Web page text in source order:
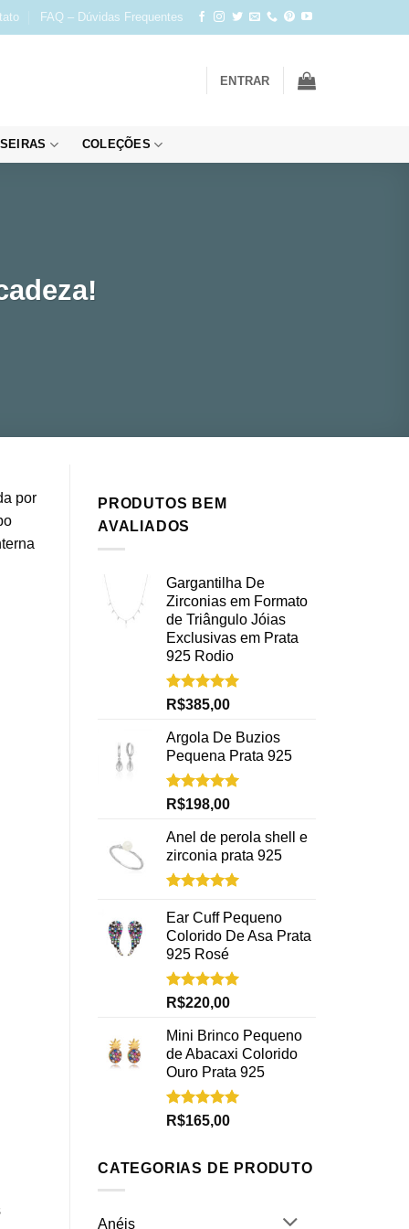
FAQ – Dúvidas Frequentes
ENTRAR
COLEÇÕES
por
PRODUTOS BEM
AVALIADOS
Gargantilha De
Zirconias em Formato
de Triângulo Jóias
Exclusivas em Prata
925 Rodio
Avaliação
5.00
de 5
R$385,00
Argola De Buzios
Pequena Prata 925
Avaliação
5.00
de 5
R$198,00
Anel de perola shell e
zirconia prata 925
5.00 de 5
Ear Cuff Pequeno
Colorido De Asa Prata
925 Rosé
Avaliação
5.00
de 5
R$220,00
Mini Brinco Pequeno
de Abacaxi Colorido
Ouro Prata 925
Avaliação
5.00
de 5
R$165,00
CATEGORIAS DE PRODUTO
Anéis